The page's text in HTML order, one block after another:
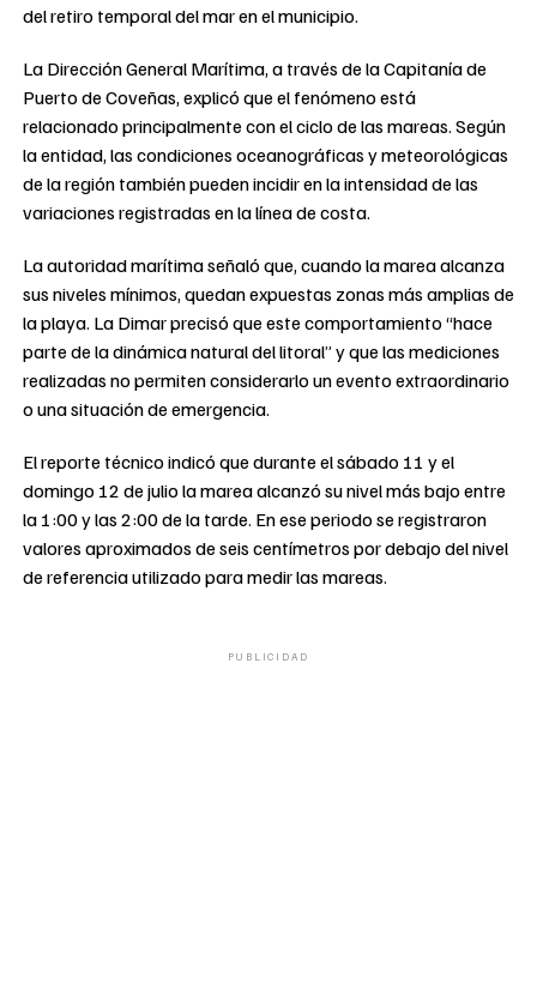
del retiro temporal del mar en el municipio.
La Dirección General Marítima, a través de la Capitanía de
Puerto de Coveñas, explicó que el fenómeno está
relacionado principalmente con el ciclo de las mareas. Según
la entidad, las condiciones oceanográficas y meteorológicas
de la región también pueden incidir en la intensidad de las
variaciones registradas en la línea de costa.
La autoridad marítima señaló que, cuando la marea alcanza
sus niveles mínimos, quedan expuestas zonas más amplias de
la playa. La Dimar precisó que este comportamiento “hace
parte de la dinámica natural del litoral” y que las mediciones
realizadas no permiten considerarlo un evento extraordinario
o una situación de emergencia.
El reporte técnico indicó que durante el sábado 11 y el
domingo 12 de julio la marea alcanzó su nivel más bajo entre
la 1:00 y las 2:00 de la tarde. En ese periodo se registraron
valores aproximados de seis centímetros por debajo del nivel
de referencia utilizado para medir las mareas.
PUBLICIDAD